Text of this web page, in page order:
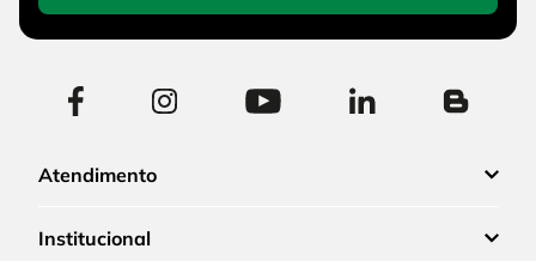
Atendimento
Institucional